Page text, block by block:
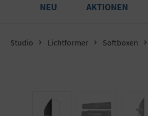
NEU AKTIONEN
Studio Lichtformer Softboxen
Bildergalerie überspringen